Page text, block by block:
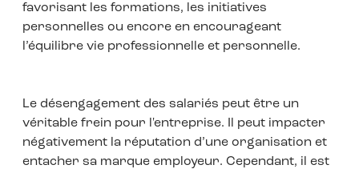
favorisant les formations, les initiatives
personnelles ou encore en encourageant
l’équilibre vie professionnelle et personnelle.
Le désengagement des salariés peut être un
véritable frein pour l'entreprise. Il peut impacter
négativement la réputation d’une organisation et
entacher sa marque employeur. Cependant, il est